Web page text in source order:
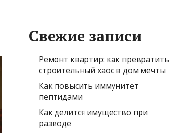
Свежие записи
Ремонт квартир: как превратить
строительный хаос в дом мечты
Как повысить иммунитет
пептидами
Как делится имущество при
разводе